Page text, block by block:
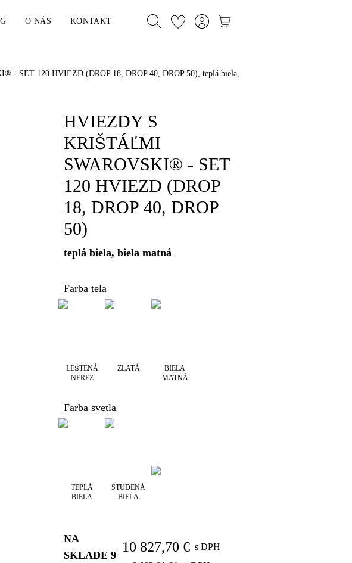
O NÁS KONTAKT
- SET 120 HVIEZD (DROP 18, DROP 40, DROP 50), teplá biela,
HVIEZDY S
KRIŠTÁĽMI
SWAROVSKI® - SET
120 HVIEZD (DROP
18, DROP 40, DROP
50)
teplá biela, biela matná
Farba tela
LEŠTENÁ
NEREZ
ZLATÁ
BIELA
MATNÁ
Farba svetla
TEPLÁ
BIELA
STUDENÁ
BIELA
NA
SKLADE 9
10 827,70 € s DPH